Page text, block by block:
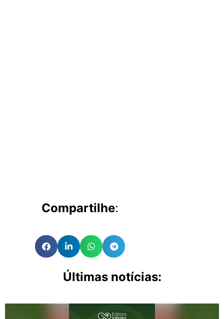
Compartilhe:
Últimas notícias: